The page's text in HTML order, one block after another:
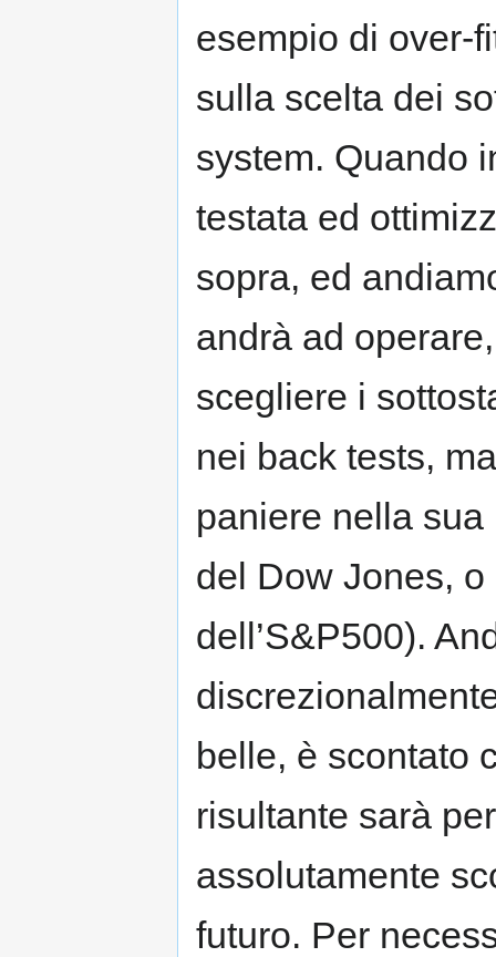
esempio di over-
sulla scelta dei
system. Quando
testata ed
sopra, ed
andrà ad
scegliere i
nei back tests,
paniere nella
del Dow Jones, o
dell’S&P500).
belle, è scontato
risultante sarà
assolutamente
futuro. Per